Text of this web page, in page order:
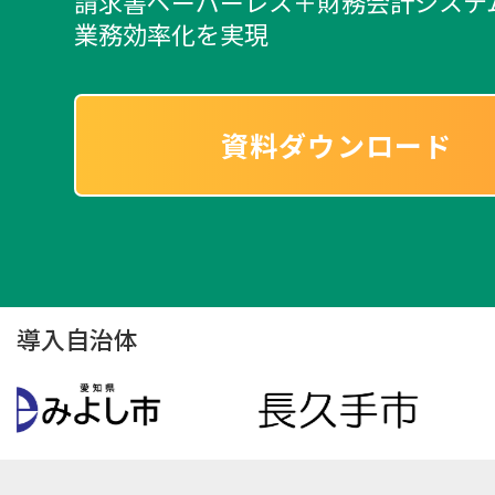
業務効率化を実現
資料ダウンロード
導入自治体